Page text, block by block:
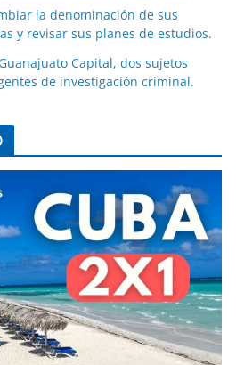
la denominación de sus
y revisar sus planes de estudios.
Capital, dos sujetos
de investigación criminal.